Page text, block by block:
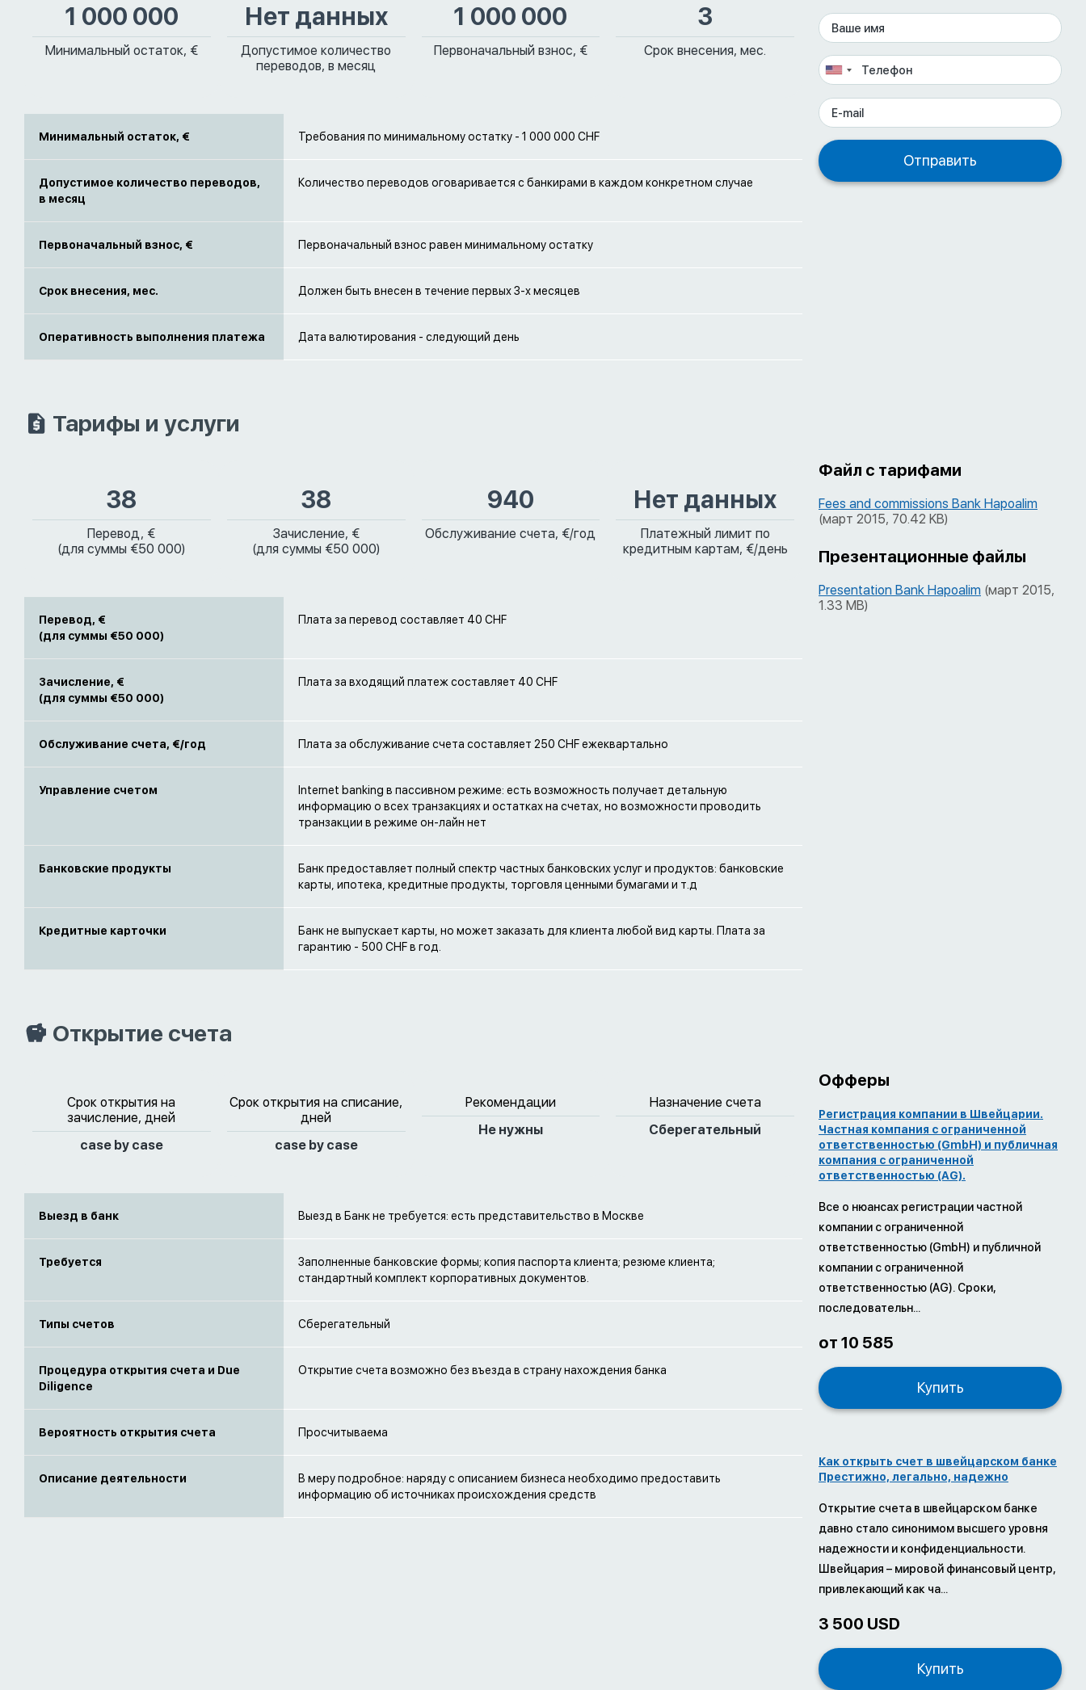
1 000 000
Минимальный остаток, €
Нет данных
Допустимое количество
переводов, в месяц
1 000 000
Первоначальный взнос, €
3
Срок внесения, мес.
Минимальный остаток, € Требования по минимальному остатку - 1 000 000 CHF
Допустимое количество переводов,
в месяц
Количество переводов оговаривается с банкирами в каждом конкретном случае
Первоначальный взнос, € Первоначальный взнос равен минимальному остатку
Срок внесения, мес. Должен быть внесен в течение первых 3-х месяцев
Оперативность выполнения платежа Дата валютирования - следующий день
Тарифы и услуги
38
Перевод, €
(для суммы €50 000)
38
Зачисление, €
(для суммы €50 000)
940
Обслуживание счета, €/год
Нет данных
Платежный лимит по
кредитным картам, €/день
Перевод, €
(для суммы €50 000)
Плата за перевод составляет 40 CHF
Зачисление, €
(для суммы €50 000)
Плата за входящий платеж составляет 40 CHF
Обслуживание счета, €/год Плата за обслуживание счета составляет 250 CHF ежеквартально
Управление счетом
Internet banking в пассивном режиме: есть возможность получает детальную
информацию о всех транзакциях и остатках на счетах, но возможности проводить
транзакции в режиме он-лайн нет
Банковские продукты
Банк предоставляет полный спектр частных банковских услуг и продуктов: банковские
карты, ипотека, кредитные продукты, торговля ценными бумагами и т.д
Кредитные карточки
Банк не выпускает карты, но может заказать для клиента любой вид карты. Плата за
гарантию - 500 CHF в год.
Файл с тарифами
Fees and commissions Bank Hapoalim
(март 2015, 70.42 KB)
Презентационные файлы
Presentation Bank Hapoalim (март 2015,
1.33 MB)
Открытие счета
Срок открытия на
зачисление, дней
case by case
Срок открытия на списание,
дней
case by case
Рекомендации
Не нужны
Назначение счета
Сберегательный
Выезд в банк Выезд в Банк не требуется: есть представительство в Москве
Требуется
Заполненные банковские формы; копия паспорта клиента; резюме клиента;
стандартный комплект корпоративных документов.
Типы счетов Сберегательный
Процедура открытия счета и Due
Diligence
Открытие счета возможно без въезда в страну нахождения банка
Вероятность открытия счета Просчитываема
Описание деятельности
В меру подробное: наряду с описанием бизнеса необходимо предоставить
информацию об источниках происхождения средств
Офферы
Регистрация компании в Швейцарии.
Частная компания с ограниченной
ответственностью (GmbH) и публичная
компания с ограниченной
ответственностью (AG).
Все о нюансах регистрации частной
компании с ограниченной
ответственностью (GmbH) и публичной
компании с ограниченной
ответственностью (AG). Сроки,
последовательн...
от 10 585
Купить
Как открыть счет в швейцарском банке
Престижно, легально, надежно
Открытие счета в швейцарском банке
давно стало синонимом высшего уровня
надежности и конфиденциальности.
Швейцария – мировой финансовый центр,
привлекающий как ча...
3 500 USD
Купить